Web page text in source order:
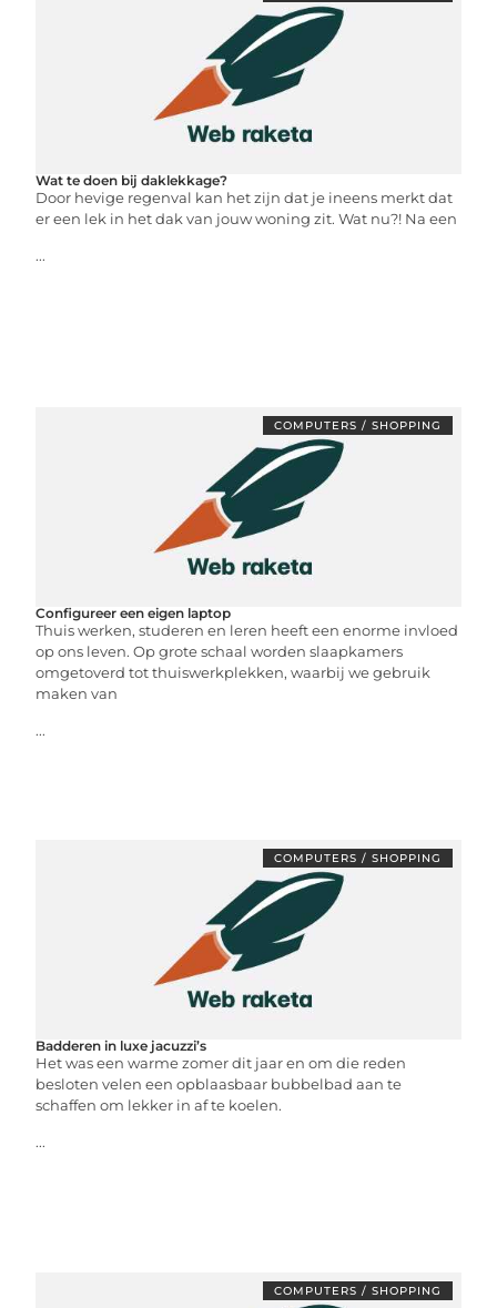
Wat te doen bij daklekkage?
Door hevige regenval kan het zijn dat je ineens merkt dat
er een lek in het dak van jouw woning zit. Wat nu?! Na een
...
COMPUTERS / SHOPPING
Configureer een eigen laptop
Thuis werken, studeren en leren heeft een enorme invloed
op ons leven. Op grote schaal worden slaapkamers
omgetoverd tot thuiswerkplekken, waarbij we gebruik
maken van
...
COMPUTERS / SHOPPING
Badderen in luxe jacuzzi’s
Het was een warme zomer dit jaar en om die reden
besloten velen een opblaasbaar bubbelbad aan te
schaffen om lekker in af te koelen.
...
COMPUTERS / SHOPPING